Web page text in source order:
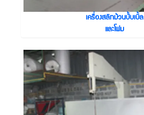
เครื่องสลิทม้วนบั้บเบิ้ล
และโฟม